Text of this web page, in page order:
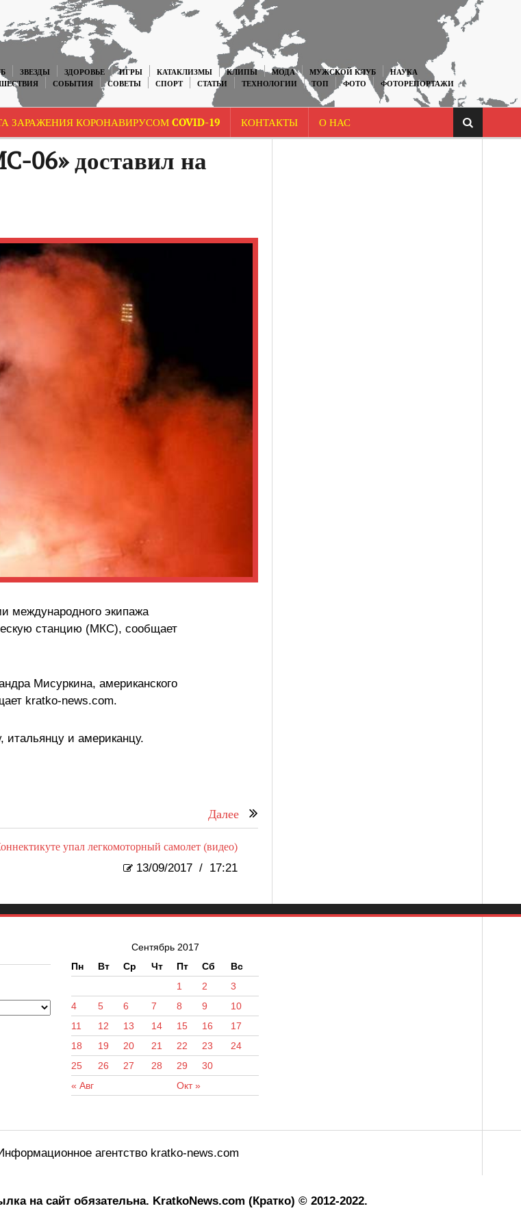
ЗВЕЗДЫ ЗДОРОВЬЕ ИГРЫ КАТАКЛИЗМЫ КЛИПЫ МОДА МУЖСКОЙ КЛУБ
НАУКА
СОБЫТИЯ СОВЕТЫ СПОРТ СТАТЬИ ТЕХНОЛОГИИ ТОП ФОТО
ФОТОРЕПОРТАЖИ
ЗАРАЖЕНИЯ КОРОНАВИРУСОМ COVID-19 КОНТАКТЫ О НАС
06» доставил на
международного экипажа
станцию (МКС), сообщает
Мисуркина, американского
kratko-news.com.
и американцу.
Далее
упал легкомоторный самолет (видео)
13/09/2017 / 17:21
Сентябрь 2017
Пн
Вт Ср Чт Пт Сб Вс
« Авг Окт »
1 2
3
4
5 6 7 8 9
10
11
12 13 14 15 16
17
18
19 20 21 22 23
24
25
26 27 28 29 30
агентство kratko-news.com
на сайт обязательна. KratkoNews.com (Кратко) © 2012-2022.